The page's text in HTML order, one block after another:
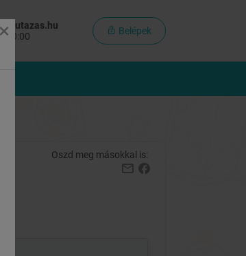
20:00
Belépek
Oszd meg másokkal is:
×